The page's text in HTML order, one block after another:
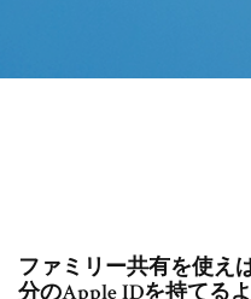
ファミリー共有を使え
分のApple IDを持てる